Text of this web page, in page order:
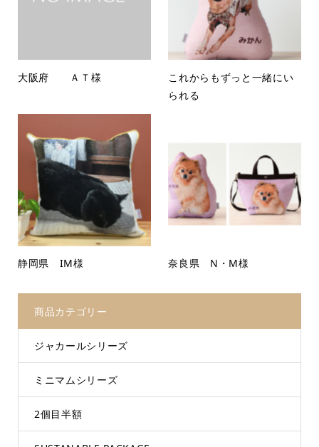
大阪府 ＡＴ様
これからもずっと一緒にい
られる
静岡県 IM様 奈良県 N・M様
商品カテゴリー
ジャカールシリーズ
ミニマムシリーズ
2個目半額